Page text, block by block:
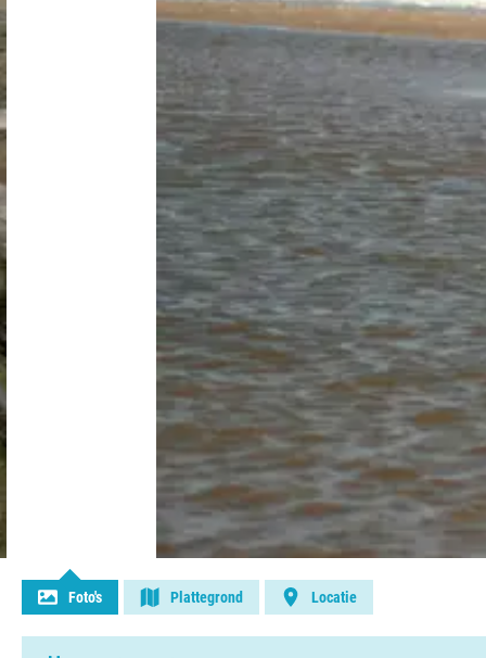
Nieuws / blog
Over Campingzoeker
Meld mijn camping aan
Samenwerken / adverteren
Foto's Plattegrond Locatie